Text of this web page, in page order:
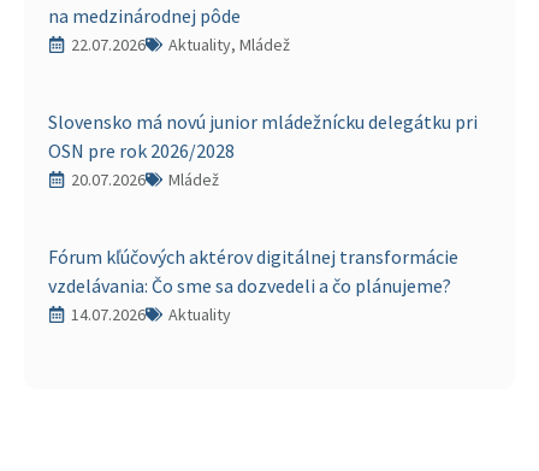
na medzinárodnej pôde
22.07.2026 Aktuality, Mládež
Slovensko má novú junior mládežnícku delegátku pri
OSN pre rok 2026/2028
20.07.2026 Mládež
Fórum kľúčových aktérov digitálnej transformácie
vzdelávania: Čo sme sa dozvedeli a čo plánujeme?
14.07.2026 Aktuality